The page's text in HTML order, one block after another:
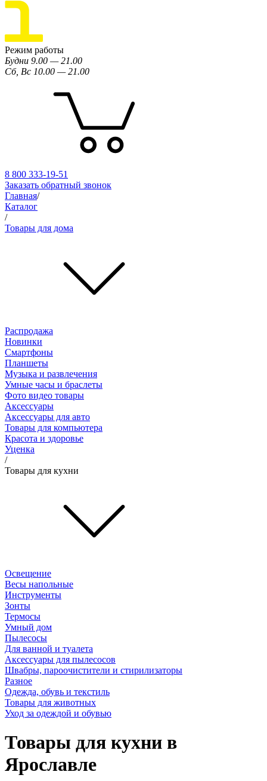
Режим работы
Будни 9.00 — 21.00
Сб, Вс 10.00 — 21.00
8 800 333-19-51
Заказать обратный звонок
Главная/
Каталог
/
Товары для дома
Распродажа
Новинки
Смартфоны
Планшеты
Музыка и развлечения
Умные часы и браслеты
Фото видео товары
Аксессуары
Аксессуары для авто
Товары для компьютера
Красота и здоровье
Уценка
/
Товары для кухни
Освещение
Весы напольные
Инструменты
Зонты
Термосы
Умный дом
Пылесосы
Для ванной и туалета
Аксессуары для пылесосов
Швабры, пароочистители и стирилизаторы
Разное
Одежда, обувь и текстиль
Товары для животных
Уход за одеждой и обувью
Товары для кухни в
Ярославле